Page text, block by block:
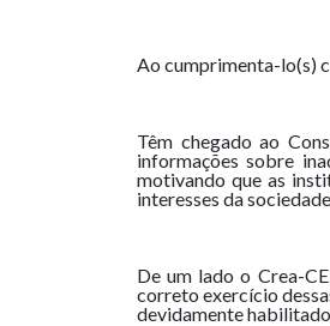
Ao cumprimenta-lo(s)
Têm chegado ao
informações sobre
motivando que as
interesses da
De um lado o Crea-
correto exercício
devidamente